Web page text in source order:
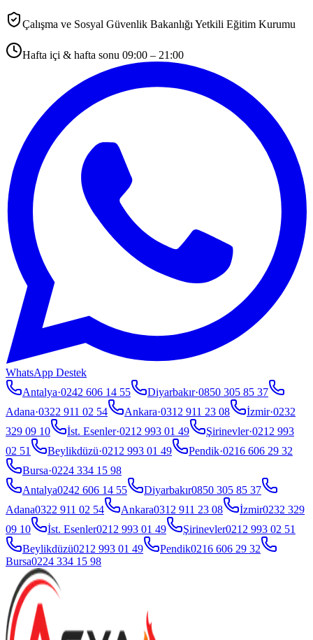
Çalışma ve Sosyal Güvenlik Bakanlığı Yetkili Eğitim Kurumu
Hafta içi & hafta sonu 09:00 – 21:00
WhatsApp Destek
Antalya·0242 606 14 55 Diyarbakır·0850 305 85 37
Adana·0322 911 02 54 Ankara·0312 911 23 08 İzmir·0232
329 09 10
İst. Esenler·0212 993 01 49 Şirinevler·0212 993
02 51
Beylikdüzü·0212 993 01 49 Pendik·0216 606 29 32
Bursa·0224 334 15 98
Antalya0242 606 14 55 Diyarbakır0850 305 85 37
Adana0322 911 02 54 Ankara0312 911 23 08 İzmir0232 329
09 10
İst. Esenler0212 993 01 49 Şirinevler0212 993 02 51
Beylikdüzü0212 993 01 49 Pendik0216 606 29 32
Bursa0224 334 15 98